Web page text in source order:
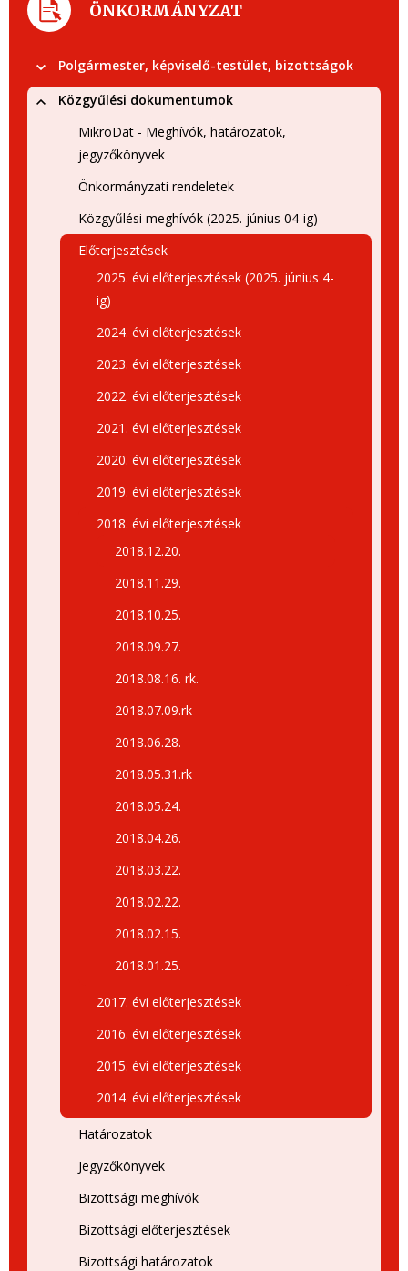
ÖNKORMÁNYZAT
Polgármester, képviselő-testület, bizottságok
Közgyűlési dokumentumok
MikroDat - Meghívók, határozatok,
jegyzőkönyvek
Önkormányzati rendeletek
Közgyűlési meghívók (2025. június 04-ig)
Előterjesztések
2025. évi előterjesztések (2025. június 4-
ig)
2024. évi előterjesztések
2023. évi előterjesztések
2022. évi előterjesztések
2021. évi előterjesztések
2020. évi előterjesztések
2019. évi előterjesztések
2018. évi előterjesztések
2018.12.20.
2018.11.29.
2018.10.25.
2018.09.27.
2018.08.16. rk.
2018.07.09.rk
2018.06.28.
2018.05.31.rk
2018.05.24.
2018.04.26.
2018.03.22.
2018.02.22.
2018.02.15.
2018.01.25.
2017. évi előterjesztések
2016. évi előterjesztések
2015. évi előterjesztések
2014. évi előterjesztések
Határozatok
Jegyzőkönyvek
Bizottsági meghívók
Bizottsági előterjesztések
Bizottsági határozatok